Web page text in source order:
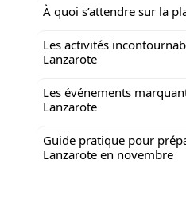
À quoi s’attendre sur la
Les activités
Lanzarote
Les événements
Lanzarote
Guide pratique pour
Lanzarote en novembre